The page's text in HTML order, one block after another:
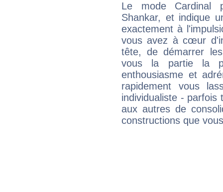
Le mode Cardinal
Shankar, et indique
exactement à
vous avez à cœur
tête, de démarrer
vous la partie la
enthousiasme et
rapidement vous
individualiste -
aux autres de
constructions que